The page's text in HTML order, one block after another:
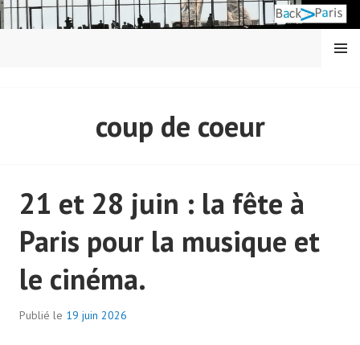
Aller
au
MENU
coup de coeur
21 et 28 juin : la fête à
Paris pour la musique et
le cinéma.
Publié le 19 juin 2026